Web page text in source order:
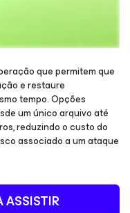
ao webinar
que permitem que
e restaure
tempo. Opções
um único arquivo até
reduzindo o custo do
associado a um ataque
ASSISTIR